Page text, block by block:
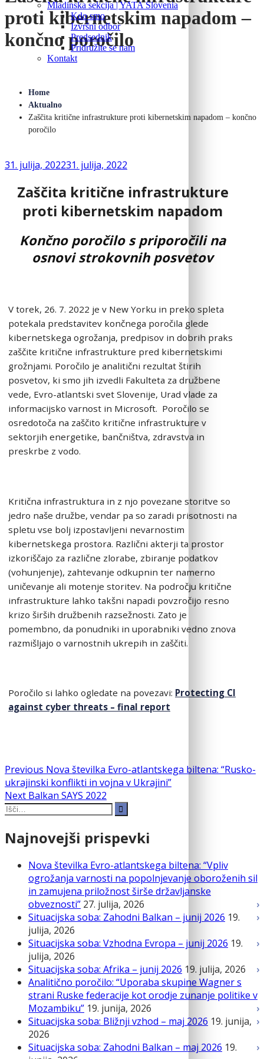
Mladinska sekcija | YATA Slovenia
Kdo smo
Izvršni odbor
Predsednik
Pridružite se nam
Kontakt
proti kibernetskim napadom –
končno poročilo
Home
Aktualno
Zaščita kritične infrastrukture proti kibernetskim napadom – končno
poročilo
31. julija, 202231. julija, 2022
Zaščita kritične infrastrukture
proti kibernetskim napadom
Končno poročilo s priporočili na
osnovi strokovnih posvetov
V torek, 26. 7. 2022 je v New Yorku in preko spleta
potekala predstavitev končnega poročila glede
kibernetskega ogrožanja, predpisov in dobrih praks
zaščite kritične infrastrukture pred kibernetskimi
grožnjami. Poročilo je analitični rezultat štirih
posvetov, ki smo jih izvedli Fakulteta za družbene
vede, Evro-atlantski svet Slovenije, Urad vlade za
informacijsko varnost in Microsoft. Poročilo se
osredotoča na zaščito kritične infrastrukture v
sektorjih energetike, bančništva, zdravstva in
preskrbe z vodo.
Kritična infrastruktura in z njo povezane storitve so
jedro naše družbe, vendar pa so zaradi prisotnosti na
spletu vse bolj izpostavljeni nevarnostim
kibernetskega prostora. Različni akterji ta prostor
izkoriščajo za različne zlorabe, zbiranje podatkov
(vohunjenje), zahtevanje odkupnin ter namerno
uničevanje ali motenje storitev. Na področju kritične
infrastrukture lahko takšni napadi povzročijo resno
krizo širših družbenih razsežnosti. Zato je
pomembno, da ponudniki in uporabniki vedno znova
razmišljajo o varnostnih ukrepih in zaščiti.
Poročilo si lahko ogledate na povezavi: Protecting CI
against cyber threats – final report
Navigacija
prispevka
Previous Previous
post:
Nova številka Evro-atlantskega biltena: “Rusko-
ukrajinski konflikti in vojna v Ukrajini”
Next Next
post:
Balkan SAYS 2022
Search
Najnovejši prispevki
Nova številka Evro-atlantskega biltena: “Vpliv
ogrožanja varnosti na popolnjevanje oboroženih sil
in zamujena priložnost širše državljanske
obveznosti” 27. julija, 2026
Situacijska soba: Zahodni Balkan – junij 2026 19.
julija, 2026
Situacijska soba: Vzhodna Evropa – junij 2026 19.
julija, 2026
Situacijska soba: Afrika – junij 2026 19. julija, 2026
Analitično poročilo: “Uporaba skupine Wagner s
strani Ruske federacije kot orodje zunanje politike v
Mozambiku” 19. junija, 2026
Situacijska soba: Bližnji vzhod – maj 2026 19. junija,
2026
Situacijska soba: Zahodni Balkan – maj 2026 19.